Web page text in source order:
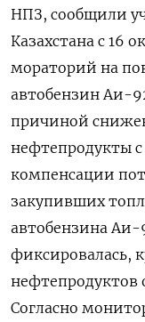
НПЗ, сообщили
Казахстана с 16
мораторий на
автобензин Аи-
причиной
нефтепродукты с
компенсации
закупивших
автобензина Аи-
фиксировалась,
нефтепродуктов
Согласно